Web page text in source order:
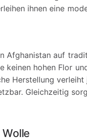
ihnen eine
Afghanistan auf
keinen hohen Flor
Herstellung
Gleichzeitig